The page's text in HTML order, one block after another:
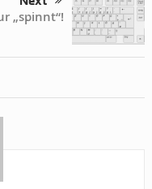
„spinnt“!